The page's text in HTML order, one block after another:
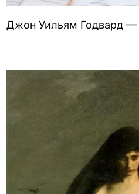
Джон Уильям Годвард —